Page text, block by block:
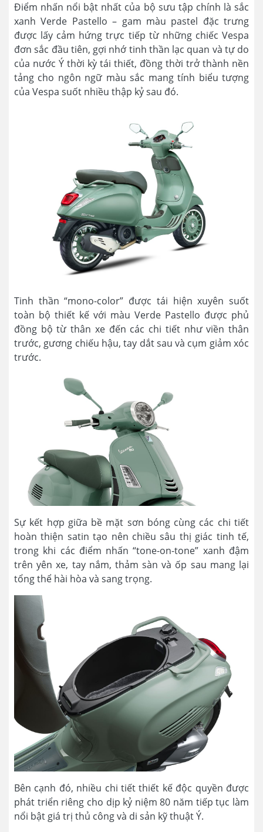
Điểm nhấn nổi bật nhất của bộ sưu tập chính là sắc
xanh Verde Pastello – gam màu pastel đặc trưng
được lấy cảm hứng trực tiếp từ những chiếc Vespa
đơn sắc đầu tiên, gợi nhớ tinh thần lạc quan và tự do
của nước Ý thời kỳ tái thiết, đồng thời trở thành nền
tảng cho ngôn ngữ màu sắc mang tính biểu tượng
của Vespa suốt nhiều thập kỷ sau đó.
Tinh thần “mono-color” được tái hiện xuyên suốt
toàn bộ thiết kế với màu Verde Pastello được phủ
đồng bộ từ thân xe đến các chi tiết như viền thân
trước, gương chiếu hậu, tay dắt sau và cụm giảm xóc
trước.
Sự kết hợp giữa bề mặt sơn bóng cùng các chi tiết
hoàn thiện satin tạo nên chiều sâu thị giác tinh tế,
trong khi các điểm nhấn “tone-on-tone” xanh đậm
trên yên xe, tay nắm, thảm sàn và ốp sau mang lại
tổng thể hài hòa và sang trọng.
Bên cạnh đó, nhiều chi tiết thiết kế độc quyền được
phát triển riêng cho dịp kỷ niệm 80 năm tiếp tục làm
nổi bật giá trị thủ công và di sản kỹ thuật Ý.